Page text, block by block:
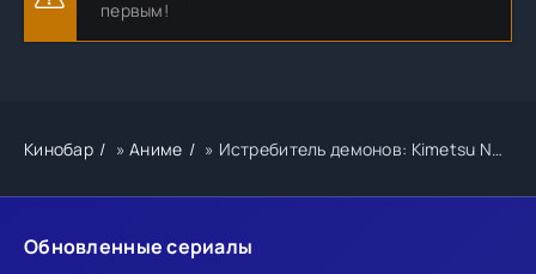
Обновленные сериалы
первым!
Кинобар »Аниме » Истребитель демонов: Kimetsu No Yaiba Бесконечная крепость